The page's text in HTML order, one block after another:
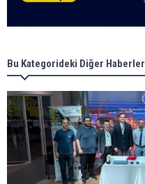
Bu Kategorideki Diğer Haberler